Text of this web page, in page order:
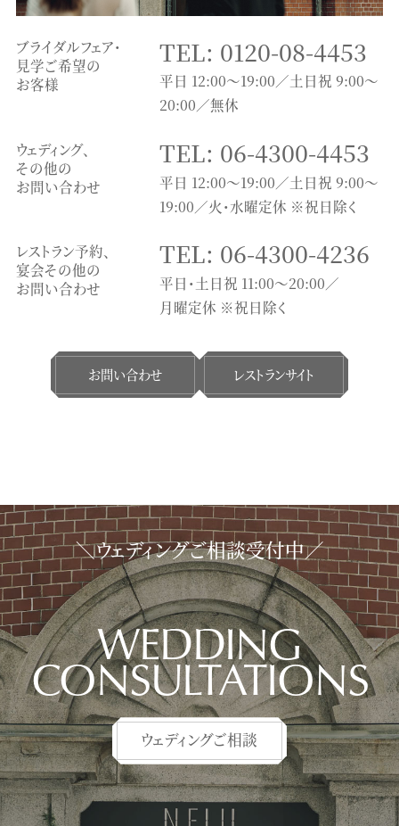
ブライダルフェア・
見学ご希望の
お客様
TEL: 0120-08-4453
平日 12:00～19:00／土日祝 9:00～
20:00／無休
ウェディング、
その他の
お問い合わせ
TEL: 06-4300-4453
平日 12:00～19:00／土日祝 9:00～
19:00／火・水曜定休 ※祝日除く
レストラン予約、
宴会その他の
お問い合わせ
TEL: 06-4300-4236
平日・土日祝 11:00〜20:00／
月曜定休 ※祝日除く
お問い合わせ レストランサイト
＼ウェディングご相談受付中／
WEDDING
CONSULTATIONS
ウェディングご相談